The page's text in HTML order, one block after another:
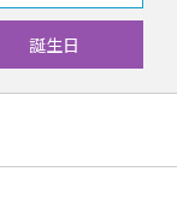
誕生日